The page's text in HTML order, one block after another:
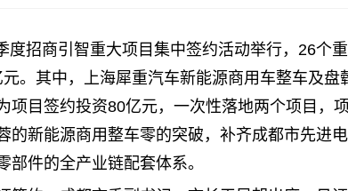
度招商引智重大项目集中签约活动举行，26个
。其中，上海犀重汽车新能源商用车整车及盘
项目签约投资80亿元，一次性落地两个项目，
的新能源商用整车零的突破，补齐成都市先进
件的全产业链配套体系。